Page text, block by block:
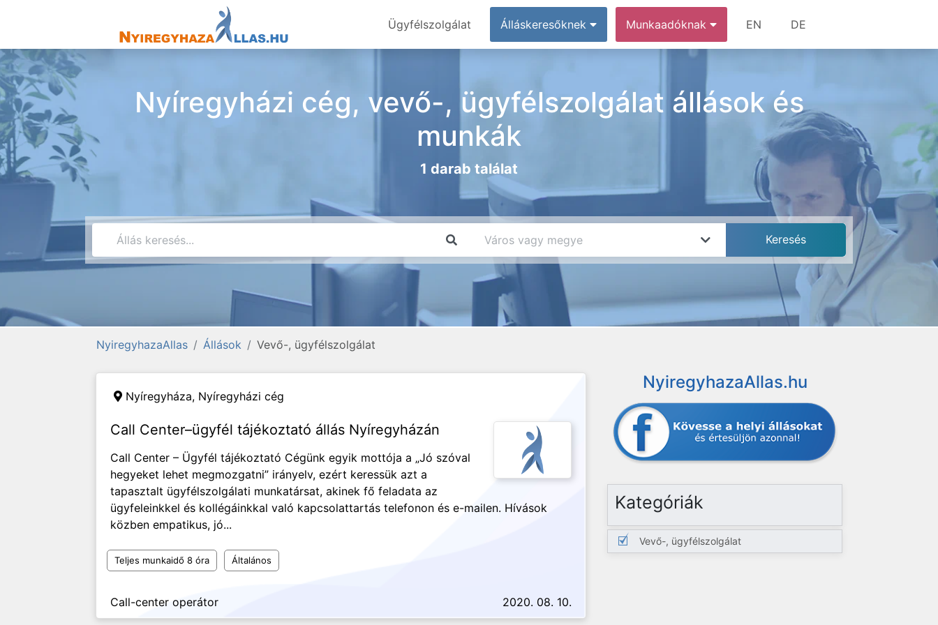
Ügyfélszolgálat Álláskeresőknek Munkaadóknak EN DE
Nyíregyházi cég, vevő-, ügyfélszolgálat állások és
munkák
1 darab találat
NyiregyhazaAllas Állások Vevő-, ügyfélszolgálat
Nyíregyháza, Nyíregyházi cég
Call Center–ügyfél tájékoztató állás Nyíregyházán
Call Center – Ügyfél tájékoztató Cégünk egyik mottója a „Jó szóval
hegyeket lehet megmozgatni” irányelv, ezért keressük azt a
tapasztalt ügyfélszolgálati munkatársat, akinek fő feladata az
ügyfeleinkkel és kollégáinkkal való kapcsolattartás telefonon és e-mailen. Hívások
közben empatikus, jó...
Teljes munkaidő 8 óra Általános
Call-center operátor 2020. 08. 10.
NyiregyhazaAllas.hu
Kategóriák
Vevő-, ügyfélszolgálat